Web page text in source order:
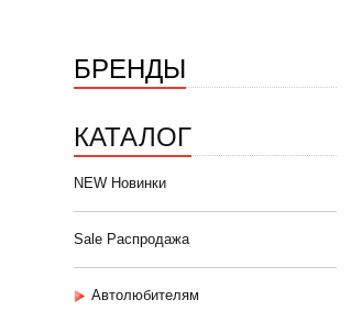
БРЕНДЫ
КАТАЛОГ
NEW Новинки
Sale Распродажа
Автолюбителям